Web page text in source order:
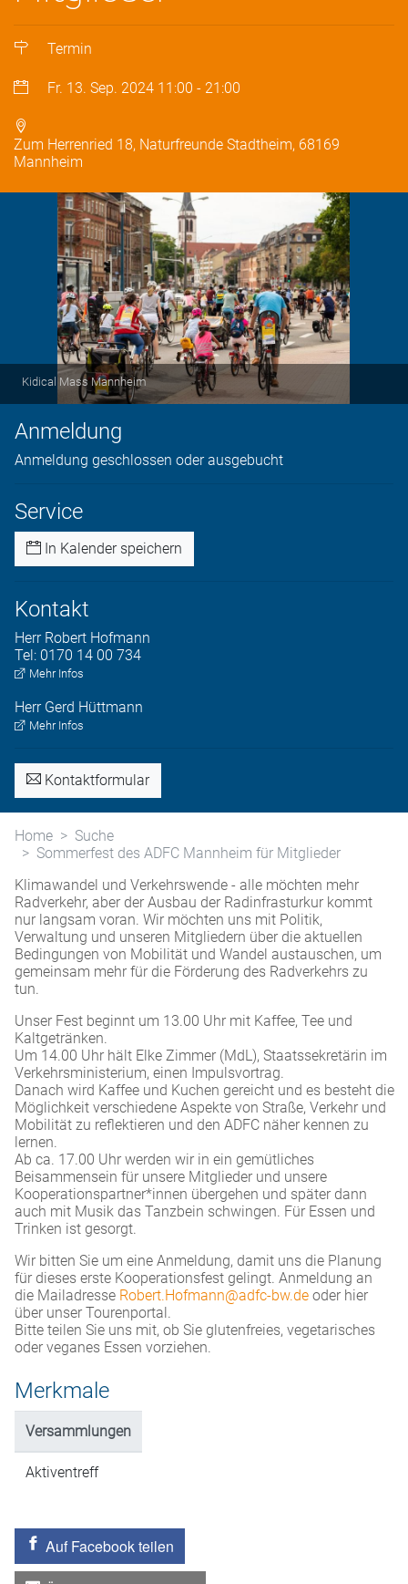
Termin
Fr. 13. Sep. 2024 11:00 - 21:00
Zum Herrenried 18, Naturfreunde Stadtheim, 68169
Mannheim
Kidical Mass Mannheim
Anmeldung
Anmeldung geschlossen oder ausgebucht
Service
In Kalender speichern
Kontakt
Herr Robert Hofmann
Tel: 0170 14 00 734
Mehr Infos
Herr Gerd Hüttmann
Mehr Infos
Kontaktformular
Home
Suche
Sommerfest des ADFC Mannheim für Mitglieder
Klimawandel und Verkehrswende - alle möchten mehr
Radverkehr, aber der Ausbau der Radinfrasturkur kommt
nur langsam voran. Wir möchten uns mit Politik,
Verwaltung und unseren Mitgliedern über die aktuellen
Bedingungen von Mobilität und Wandel austauschen, um
gemeinsam mehr für die Förderung des Radverkehrs zu
tun.
Unser Fest beginnt um 13.00 Uhr mit Kaffee, Tee und
Kaltgetränken.
Um 14.00 Uhr hält Elke Zimmer (MdL), Staatssekretärin im
Verkehrsministerium, einen Impulsvortrag.
Danach wird Kaffee und Kuchen gereicht und es besteht die
Möglichkeit verschiedene Aspekte von Straße, Verkehr und
Mobilität zu reflektieren und den ADFC näher kennen zu
lernen.
Ab ca. 17.00 Uhr werden wir in ein gemütliches
Beisammensein für unsere Mitglieder und unsere
Kooperationspartner*innen übergehen und später dann
auch mit Musik das Tanzbein schwingen. Für Essen und
Trinken ist gesorgt.
Wir bitten Sie um eine Anmeldung, damit uns die Planung
für dieses erste Kooperationsfest gelingt. Anmeldung an
die Mailadresse Robert.Hofmann@adfc-bw.de oder hier
über unser Tourenportal.
Bitte teilen Sie uns mit, ob Sie glutenfreies, vegetarisches
oder veganes Essen vorziehen.
Merkmale
Versammlungen
Aktiventreff
Auf Facebook teilen